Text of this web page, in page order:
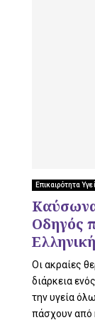
Επικαιρότητα
Οδηγός
Οι ακραίες
διάρκεια
την υγεία
πάσχουν από